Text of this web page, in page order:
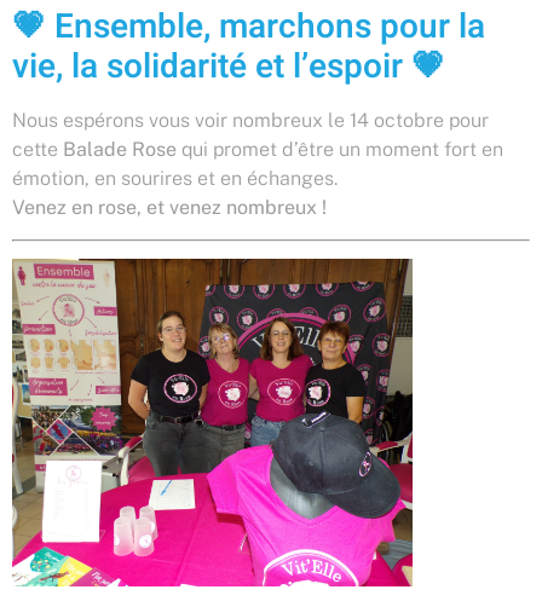
💗 Ensemble, marchons pour la
vie, la solidarité et l’espoir 💗
Nous espérons vous voir nombreux le 14 octobre pour
cette Balade Rose qui promet d’être un moment fort en
émotion, en sourires et en échanges.
Venez en rose, et venez nombreux !